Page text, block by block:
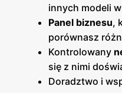
innych modeli
Panel biznesu,
porównasz
Kontrolowany
się z nimi
Doradztwo i